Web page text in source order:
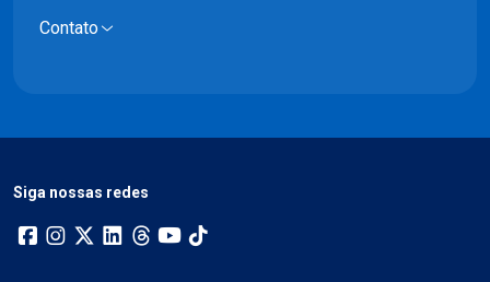
Contato
Siga nossas redes